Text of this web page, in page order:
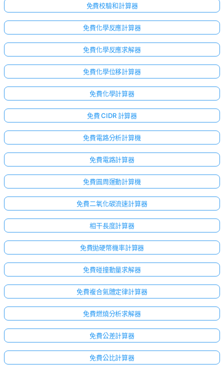
免費校驗和計算器
免費化學反應計算器
免費化學反應求解器
免費化學位移計算器
免費化學計算器
免費 CIDR 計算器
免費電路分析計算機
免費電路計算器
免費圓周運動計算機
免費二氧化碳流速計算器
相干長度計算器
免費拋硬幣機率計算器
免費碰撞動量求解器
免費複合氣體定律計算器
免費燃燒分析求解器
免費公差計算器
免費公比計算器